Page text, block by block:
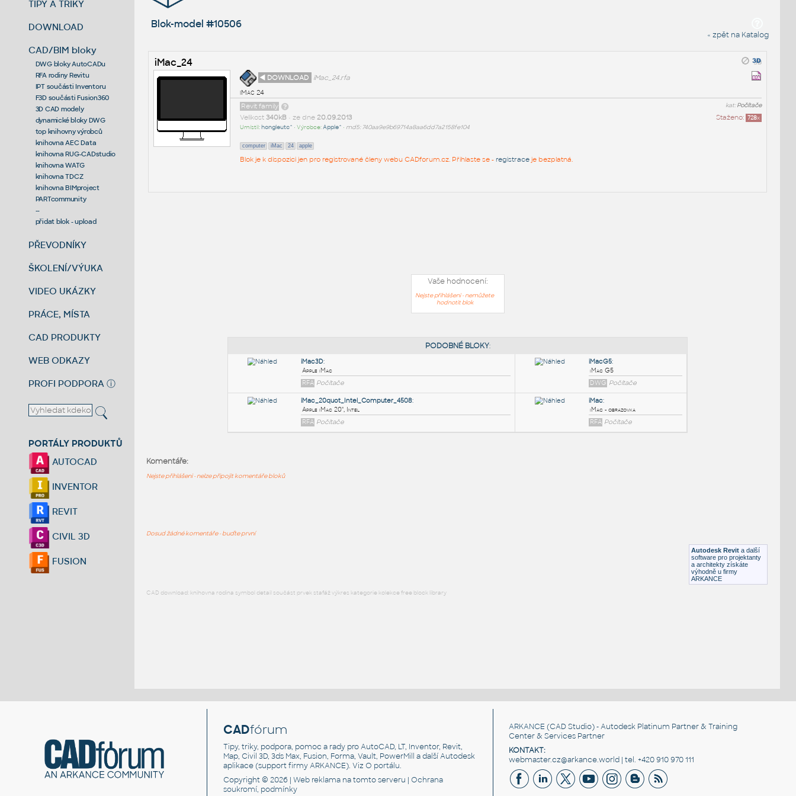
TIPY A TRIKY
DOWNLOAD
CAD/BIM bloky
DWG bloky AutoCADu
RFA rodiny Revitu
IPT součásti Inventoru
F3D součásti Fusion360
3D CAD modely
dynamické bloky DWG
top knihovny výrobců
knihovna AEC Data
knihovna RUG-CADstudio
knihovna WATG
knihovna TDCZ
knihovna BIMproject
PARTcommunity
--
přidat blok - upload
PŘEVODNÍKY
ŠKOLENÍ/VÝUKA
VIDEO UKÁZKY
PRÁCE, MÍSTA
CAD PRODUKTY
WEB ODKAZY
PROFI PODPORA ⓘ
PORTÁLY PRODUKTŮ
AUTOCAD
INVENTOR
REVIT
CIVIL 3D
FUSION
Blok-model #10506
« zpět na Katalog
iMac_24
◄ DOWNLOAD
iMac_24.rfa
iMac 24
kat:Počítače
Revit family
Staženo: 728x
Velikost 340kB• ze dne 20.09.2013
Umístil: hongleutc^ • Výrobce:Apple^ • md5: 740aa9e9b69714a8aa6dd7a2158fe104
computer iMac 24 apple
Blok je k dispozici jen pro registrované členy webu CADforum.cz. Přihlaste se - registraceje bezplatná.
Vaše hodnocení:
Nejste přihlášeni - nemůžete
hodnotit blok
RFA Počítače
Autodesk Revit a další
software pro projektanty
a architekty získáte
výhodně u firmy
ARKANCE
Komentáře:
Nejste přihlášeni - nelze připojit komentáře bloků
Dosud žádné komentáře - buďte první
CAD download: knihovna rodina symbol detail součást prvek stafáž výkres kategorie kolekce free block library
CADfórum
Tipy, triky, podpora, pomoc a rady pro AutoCAD, LT, Inventor, Revit,
Map, Civil 3D, 3ds Max, Fusion, Forma, Vault, PowerMill a další Autodesk
aplikace (support firmy ARKANCE). VizO portálu.
Copyright © 2026 |Web reklama na tomto serveru |Ochrana
soukromí, podmínky
ARKANCE (CAD Studio) - Autodesk Platinum Partner & Training
Center & Services Partner
KONTAKT:
webmaster.cz@arkance.world | tel. +420 910 970 111